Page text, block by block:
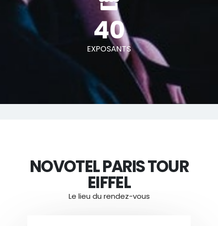
40
EXPOSANTS
NOVOTEL PARIS TOUR
EIFFEL
Le lieu du rendez-vous